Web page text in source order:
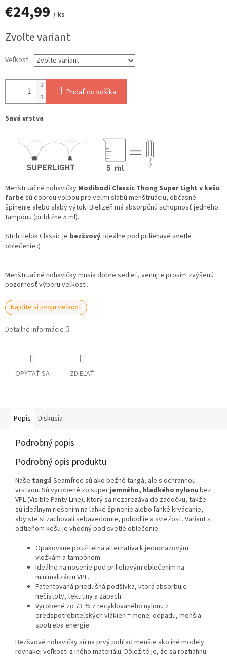
€24,99 / ks
cena:
Zvoľte variant
Veľkosť
Pridať do košíka
Savá vrstva
Menštruačné nohavičky Modibodi Classic Thong Super Light v kešu
farbe sú dobrou voľbou pre veľmi slabú menštruáciu, občasné
špinenie alebo slabý výtok. Bielizeň má absorpčnú schopnosť jedného
tampónu (približne 5 ml).
Strih tielok Classic je bezšvový. Ideálne pod priliehavé svetlé
oblečenie :)
Menštruačné nohavičky musia dobre sedieť, venujte prosím zvýšenú
pozornosť výberu veľkosti.
Nájdite si svoju veľkosť
Detailné informácie
OPÝTAŤ SA ZDIEĽAŤ
Popis Diskusia
Podrobný popis
Podrobný opis produktu
Naše tangá Seamfree sú ako bežné tangá, ale s ochrannou
vrstvou. Sú vyrobené zo super jemného, hladkého nylonu bez
VPL (Visible Panty Line), ktorý sa nezarezáva do zadočku, takže
sú ideálnym riešením na ľahké špinenie alebo ľahké krvácanie,
aby ste si zachovali sebavedomie, pohodlie a sviežosť. Variant s
odtieňom kešu je vhodný pod svetlé oblečenie.
Opakovane použiteľná alternatíva k jednorazovým
vložkám a tampónom.
Ideálne na nosenie pod priliehavým oblečením na
minimalizáciu VPL.
Patentovaná priedušná podšívka, ktorá absorbuje
nečistoty, tekutiny a zápach.
Vyrobené zo 73 % z recyklovaného nylonu z
predspotrebiteľských vlákien = menej odpadu, menšia
spotreba energie.
Bezšvové nohavičky sú na prvý pohľad menšie ako iné modely
rovnakej veľkosti z iného materiálu. Dôležité je, že sa roztiahnu